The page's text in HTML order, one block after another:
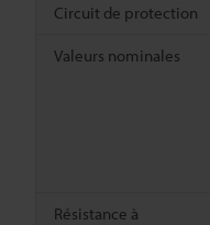
Circuit de protection
Valeurs nominales
Résistance à